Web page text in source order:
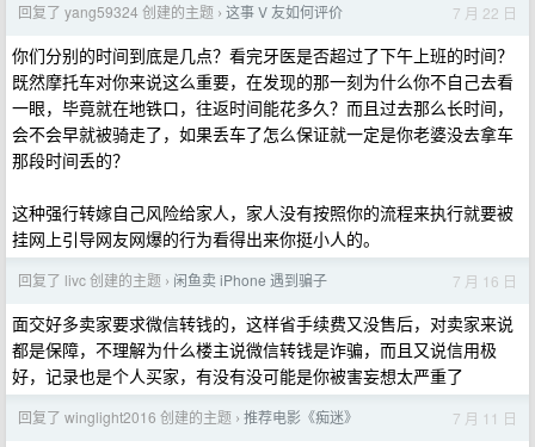
回复了 yang59324 创建的主题 › 这事 V 友如何评价 7 月 22 日
你们分别的时间到底是几点？看完牙医是否超过了下午上班的时间？
既然摩托车对你来说这么重要，在发现的那一刻为什么你不自己去看
一眼，毕竟就在地铁口，往返时间能花多久？而且过去那么长时间，
会不会早就被骑走了，如果丢车了怎么保证就一定是你老婆没去拿车
那段时间丢的？
这种强行转嫁自己风险给家人，家人没有按照你的流程来执行就要被
挂网上引导网友网爆的行为看得出来你挺小人的。
回复了 livc 创建的主题 › 闲鱼卖 iPhone 遇到骗子 7 月 16 日
面交好多卖家要求微信转钱的，这样省手续费又没售后，对卖家来说
都是保障，不理解为什么楼主说微信转钱是诈骗，而且又说信用极
好，记录也是个人买家，有没有没可能是你被害妄想太严重了
回复了 winglight2016 创建的主题 › 推荐电影《痴迷》 7 月 11 日